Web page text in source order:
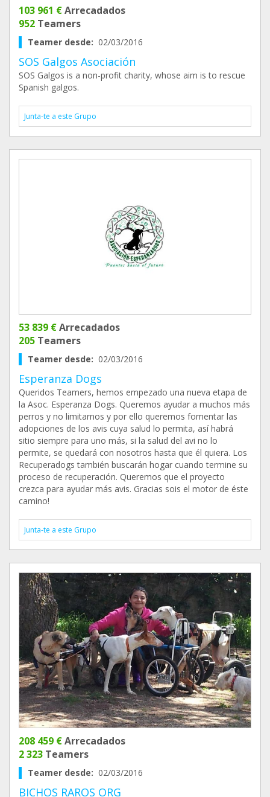
103 961 €Arrecadados
952 Teamers
Teamer desde: 02/03/2016
SOS Galgos Asociación
SOS Galgos is a non-profit charity, whose aim is to rescue
Spanish galgos.
Junta-te a este Grupo
53 839 €Arrecadados
205 Teamers
Teamer desde: 02/03/2016
Esperanza Dogs
Queridos Teamers, hemos empezado una nueva etapa de
la Asoc. Esperanza Dogs. Queremos ayudar a muchos más
perros y no limitarnos y por ello queremos fomentar las
adopciones de los avis cuya salud lo permita, así habrá
sitio siempre para uno más, si la salud del avi no lo
permite, se quedará con nosotros hasta que él quiera. Los
Recuperadogs también buscarán hogar cuando termine su
proceso de recuperación. Queremos que el proyecto
crezca para ayudar más avis. Gracias sois el motor de éste
camino!
Junta-te a este Grupo
208 459 €Arrecadados
2 323 Teamers
Teamer desde: 02/03/2016
BICHOS RAROS ORG